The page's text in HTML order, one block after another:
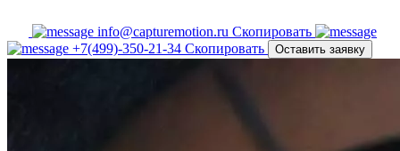
info@capturemotion.ru Скопировать
+7(499)-350-21-34 Скопировать Оставить заявку